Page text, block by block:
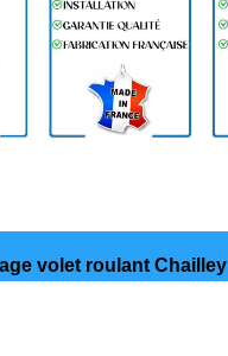
volet roulant Chailley